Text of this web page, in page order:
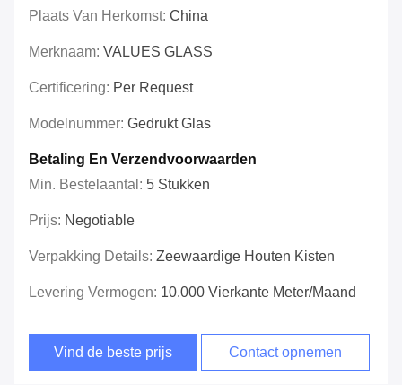
Plaats Van Herkomst: China
Merknaam: VALUES GLASS
Certificering: Per Request
Modelnummer: Gedrukt Glas
Betaling En Verzendvoorwaarden
Min. Bestelaantal: 5 Stukken
Prijs: Negotiable
Verpakking Details: Zeewaardige Houten Kisten
Levering Vermogen: 10.000 Vierkante Meter/maand
Vind de beste prijs Contact opnemen